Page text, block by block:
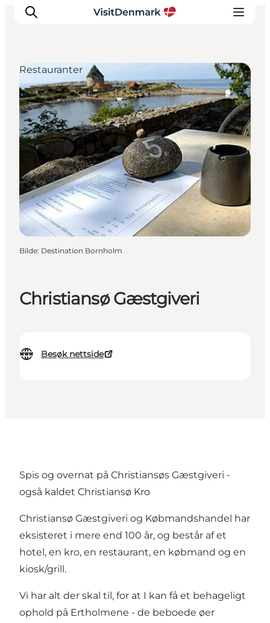
Inspirasjon
Reisemål
Aktiviteter
Overnatting
Planlegg reisen
Christiansø Gæstgiveri
Besøk nettside
Restauranter
Bilde: Destination Bornholm
Spis og overnat på Christiansøs Gæstgiveri -
også kaldet Christiansø Kro
Christiansø Gæstgiveri og Købmandshandel har
eksisteret i mere end 100 år, og består af et
hotel, en kro, en restaurant, en købmand og en
kiosk/grill.
Vi har alt der skal til, for at I kan få et behageligt
ophold på Ertholmene - de beboede øer